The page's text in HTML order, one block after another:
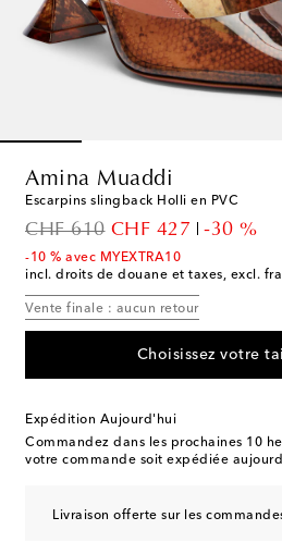
Amina Muaddi
Escarpins slingback Holli en PVC
CHF 610
original priceCHF 427
discount price
-30 %
-10 % avec MYEXTRA10
incl. droits de douane et taxes, excl.
Vente finale : aucun retour
Choisissez votre
Expédition Aujourd'hui
Commandez dans les prochaines 10
votre commande soit expédiée
Livraison offerte sur les